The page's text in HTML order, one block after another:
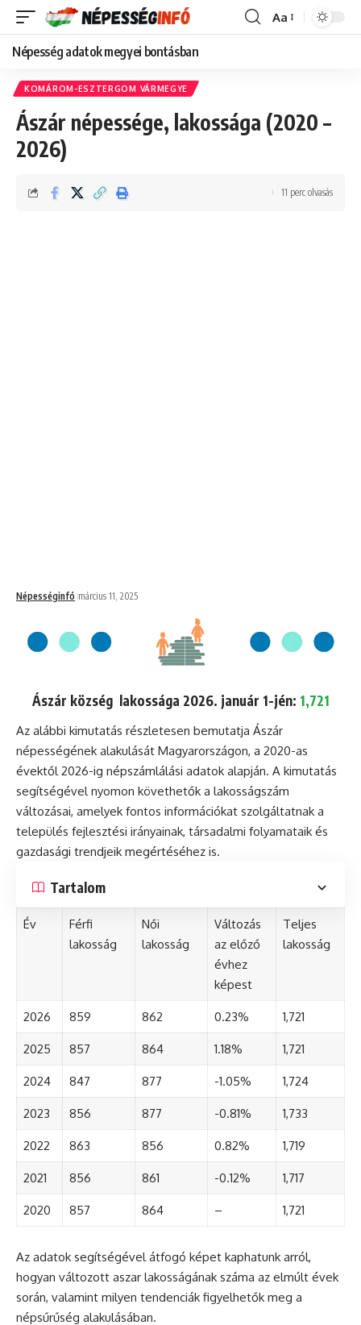
Font
Aa
Népesség adatok megyei bontásban
KOMÁROM-ESZTERGOM VÁRMEGYE
Ászár népessége, lakossága (2020 –
2026)
Népességinfó március 11, 2025
11 perc olvasás
Ászár község lakossága 2026. január 1-jén: 1,721
Az alábbi kimutatás részletesen bemutatja Ászár
népességének alakulását Magyarországon, a 2020-as
évektől 2026-ig népszámlálási adatok alapján. A kimutatás
segítségével nyomon követhetők a lakosságszám
változásai, amelyek fontos információkat szolgáltatnak a
település fejlesztési irányainak, társadalmi folyamataik és
gazdasági trendjeik megértéséhez is.
Tartalom
Év
Férfi
lakosság
Női
lakosság
Változás
az előző
évhez
képest
Teljes
lakosság
2026 859 862 0.23% 1,721
2025 857 864 1.18% 1,721
2024 847 877 -1.05% 1,724
2023 856 877 -0.81% 1,733
2022 863 856 0.82% 1,719
2021 856 861 -0.12% 1,717
2020 857 864 – 1,721
Az adatok segítségével átfogó képet kaphatunk arról,
hogyan változott aszar lakosságának száma az elmúlt évek
során, valamint milyen tendenciák figyelhetők meg a
népsűrűség alakulásában.